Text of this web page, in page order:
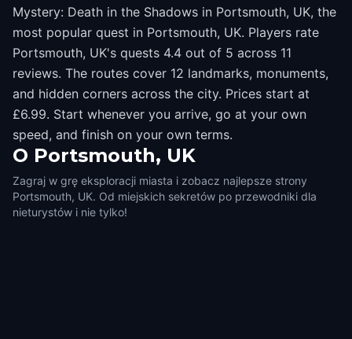
Mystery: Death in the Shadows in Portsmouth, UK, the
most popular quest in Portsmouth, UK. Players rate
Portsmouth, UK's quests 4.4 out of 5 across 11
reviews. The routes cover 12 landmarks, monuments,
and hidden corners across the city. Prices start at
£6.99. Start whenever you arrive, go at your own
speed, and finish on your own terms.
O Portsmouth, UK
Zagraj w grę eksploracji miasta i zobacz najlepsze strony
Portsmouth, UK. Od miejskich sekretów po przewodniki dla
nieturystów i nie tylko!